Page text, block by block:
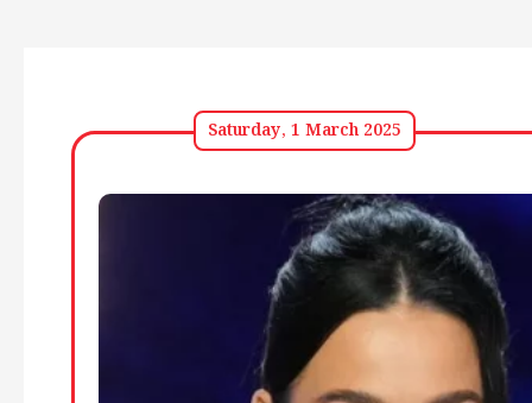
Saturday, 1 March 2025